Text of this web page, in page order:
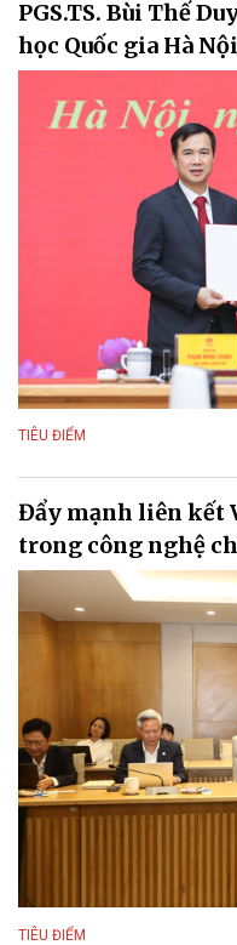
PGS.TS. Bùi Thế
học Quốc gia Hà Nội
TIÊU ĐIỂM
Đẩy mạnh liên kết
trong công nghệ
TIÊU ĐIỂM